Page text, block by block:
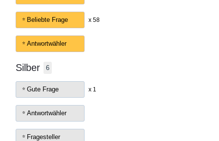
Beliebte Frage x 58
Antwortwähler
Silber 6
Gute Frage x 1
Antwortwähler
Fragesteller